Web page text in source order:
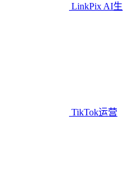
LinkPix AI生
TikTok运营